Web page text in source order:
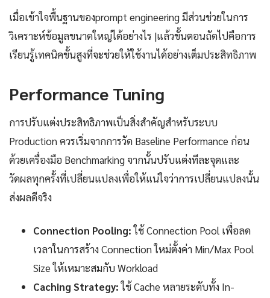
เมื่อเข้าใจพื้นฐานของprompt engineering มีส่วนช่วยในการ
วิเคราะห์ข้อมูลขนาดใหญ่ได้อย่างไร |แล้วขั้นตอนถัดไปคือการ
เรียนรู้เทคนิคขั้นสูงที่จะช่วยให้ใช้งานได้อย่างเต็มประสิทธิภาพ
Performance Tuning
การปรับแต่งประสิทธิภาพเป็นสิ่งสำคัญสำหรับระบบ
Production ควรเริ่มจากการวัด Baseline Performance ก่อน
ด้วยเครื่องมือ Benchmarking จากนั้นปรับแต่งทีละจุดและ
วัดผลทุกครั้งที่เปลี่ยนแปลงเพื่อให้แน่ใจว่าการเปลี่ยนแปลงนั้น
ส่งผลดีจริง
Connection Pooling:ใช้ Connection Pool เพื่อลด
เวลาในการสร้าง Connection ใหม่ตั้งค่า Min/Max Pool
Size ให้เหมาะสมกับ Workload
Caching Strategy:ใช้ Cache หลายระดับทั้ง In-